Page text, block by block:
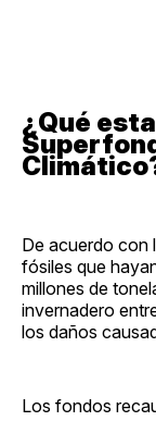
¿Qué
De acuerdo con
fósiles que
millones de
invernadero
los daños
Los fondos